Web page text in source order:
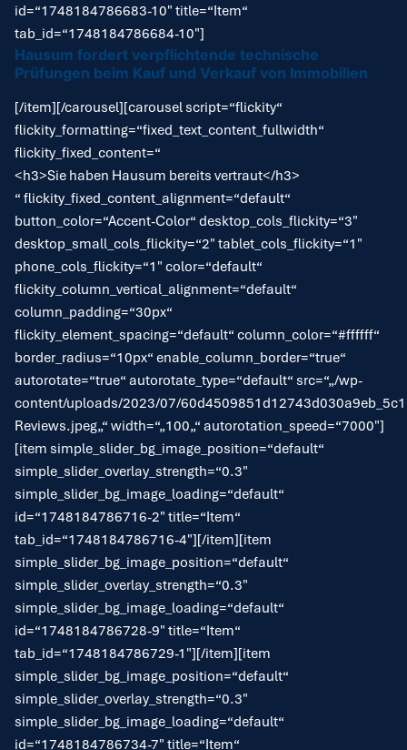
id=“1748184786683-10″ title=“Item“
tab_id=“1748184786684-10″]
Hausum fordert verpflichtende technische
Prüfungen beim Kauf und Verkauf von Immobilien
[/item][/carousel][carousel script=“flickity“
flickity_formatting=“fixed_text_content_fullwidth“
flickity_fixed_content=“
<h3>Sie haben Hausum bereits vertraut</h3>
“ flickity_fixed_content_alignment=“default“
button_color=“Accent-Color“ desktop_cols_flickity=“3″
desktop_small_cols_flickity=“2″ tablet_cols_flickity=“1″
phone_cols_flickity=“1″ color=“default“
flickity_column_vertical_alignment=“default“
column_padding=“30px“
flickity_element_spacing=“default“ column_color=“#ffffff“
border_radius=“10px“ enable_column_border=“true“
autorotate=“true“ autorotate_type=“default“ src=“„/wp-
content/uploads/2023/07/
Reviews.jpeg„“ width=“„100„“ autorotation_speed=“7000″]
[item simple_slider_bg_image_position=“default“
simple_slider_overlay_strength=“0.3″
simple_slider_bg_image_loading=“default“
id=“1748184786716-2″ title=“Item“
tab_id=“1748184786716-4″][/item][item
simple_slider_bg_image_position=“default“
simple_slider_overlay_strength=“0.3″
simple_slider_bg_image_loading=“default“
id=“1748184786728-9″ title=“Item“
tab_id=“1748184786729-1″][/item][item
simple_slider_bg_image_position=“default“
simple_slider_overlay_strength=“0.3″
simple_slider_bg_image_loading=“default“
id=“1748184786734-7″ title=“Item“